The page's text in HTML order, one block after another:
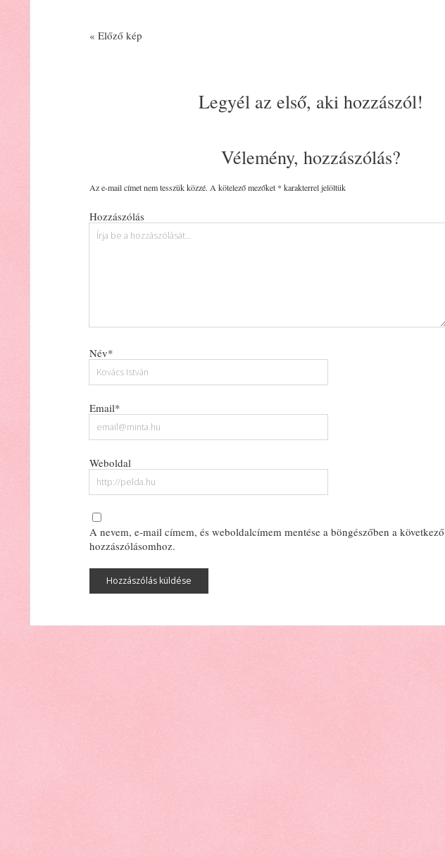
« Előző kép
Legyél az első, aki hozzászól!
Vélemény, hozzászólás?
Az e-mail címet nem tesszük közzé. A kötelező mezőket * karakterrel jelöltük
Hozzászólás
Név*
Email*
Weboldal
A nevem, e-mail címem, és weboldalcímem mentése a böngészőben a következő
hozzászólásomhoz.